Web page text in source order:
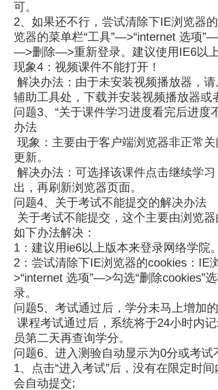
可。
2、如果还不行，尝试清除下IE浏览器
览器的菜单栏“工具”—>“internet 选项
—>删除—>重新登录。建议使用IE6以
现象4：视频课件不能打开！
解决办法：由于未安装视频播放器，
辅助工具处，下载并安装视频播放器或
问题3、“关于课件学习进度看完后进度
办法
现象：主要由于客户端浏览器非正常
更新。
解决办法：可选择该课件点击继续学
出，再刷新浏览器页面。
问题4、关于考试不能提交的解决办法
关于考试不能提交，这个主要由浏览
如下办法解决：
1：建议用ie6以上版本来登录网络学院
2：尝试清除下IE浏览器的cookies：IE
>“internet 选项”—>勾选“删除
录。
问题5、考试通过后，学分未马上增加
课程考试通过后，系统将于24小时内
员第二天再查询学分。
问题6、进入测验自动显示为0分或考试
1、点击“进入考试”后，没有在限定时
会自动提交;